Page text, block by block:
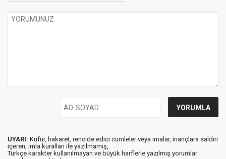
UYARI: Küfür, hakaret, rencide edici cümleler veya imalar, inançlara saldırı
içeren, imla kuralları ile yazılmamış,
Türkçe karakter kullanılmayan ve büyük harflerle yazılmış yorumlar